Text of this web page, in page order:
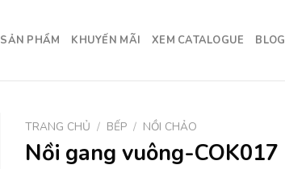
SẢN PHẨM KHUYẾN MÃI XEM CATALOGUE BLOG
TRANG CHỦ / BẾP / NỒI CHẢO
Nồi gang vuông-COK017